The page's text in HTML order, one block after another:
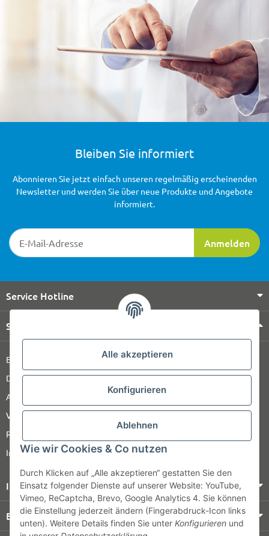
Alle akzeptieren
Konfigurieren
Ablehnen
Wie wir Cookies & Co nutzen
Durch Klicken auf „Alle akzeptieren“ gestatten Sie den
Einsatz folgender Dienste auf unserer Website: YouTube,
Vimeo, ReCaptcha, Brevo, Google Analytics 4. Sie können
die Einstellung jederzeit ändern (Fingerabdruck-Icon links
unten). Weitere Details finden Sie unter Konfigurieren und
Bleiben Sie informiert
Newsletter-Registrierung
Anmelden
Abonnieren Sie jetzt einfach unseren regelmäßig erscheinenden
Newsletter und werden Sie über neue Produkte und Angebote
informiert.
Service Hotline
Shop Service
Barrierefreiheitserklärung
Datenschutz
AGB
Versandinformationen
Retour
Impressum
Informationen
Bezahlung & Versand